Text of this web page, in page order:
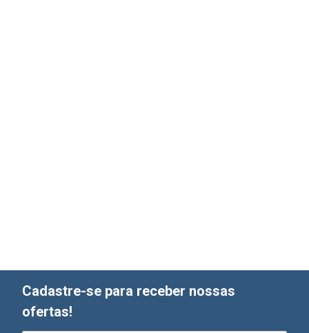
Cadastre-se para receber nossas
ofertas!